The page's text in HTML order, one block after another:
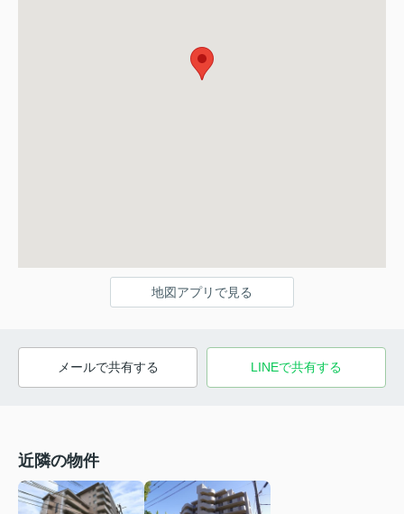
地図アプリで見る
メールで共有する LINEで共有する
近隣の物件